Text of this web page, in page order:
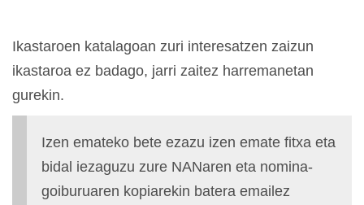
Ikastaroen katalagoan zuri interesatzen zaizun
ikastaroa ez badago, jarri zaitez harremanetan
gurekin.
Izen emateko bete ezazu izen emate fitxa eta
bidal iezaguzu zure NANaren eta nomina-
goiburuaren kopiarekin batera emailez